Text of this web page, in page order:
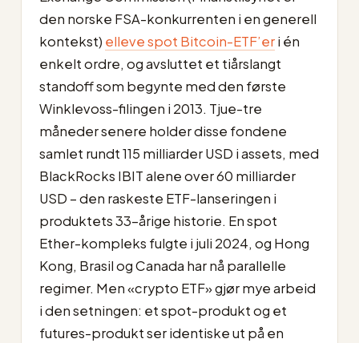
den norske FSA-konkurrenten i en generell
kontekst) elleve spot Bitcoin-ETF’eri én
enkelt ordre, og avsluttet et tiårslangt
standoff som begynte med den første
Winklevoss-filingen i 2013. Tjue-tre
måneder senere holder disse fondene
samlet rundt 115 milliarder USD i assets, med
BlackRocks IBIT alene over 60 milliarder
USD – den raskeste ETF-lanseringen i
produktets 33-årige historie. En spot
Ether-kompleks fulgte i juli 2024, og Hong
Kong, Brasil og Canada har nå parallelle
regimer. Men «crypto ETF» gjør mye arbeid
i den setningen: et spot-produkt og et
futures-produkt ser identiske ut på en